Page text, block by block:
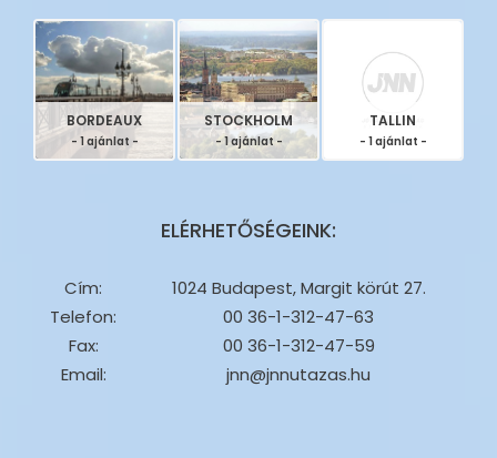
BORDEAUX
- 1 ajánlat -
STOCKHOLM
- 1 ajánlat -
TALLIN
- 1 ajánlat -
ELÉRHETŐSÉGEINK:
Cím:
1024 Budapest, Margit körút 27.
Telefon:
00 36-1-312-47-63
Fax:
00 36-1-312-47-59
Email:
jnn@jnnutazas.hu